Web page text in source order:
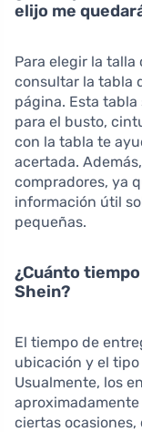
elijo me
Para elegir la talla
consultar la tabla
página. Esta
para el busto,
con la tabla te
acertada.
compradores, ya
información útil
pequeñas.
¿Cuánto
Shein?
El tiempo de
ubicación y el
Usualmente, los
aproximadamente
ciertas ocasiones,